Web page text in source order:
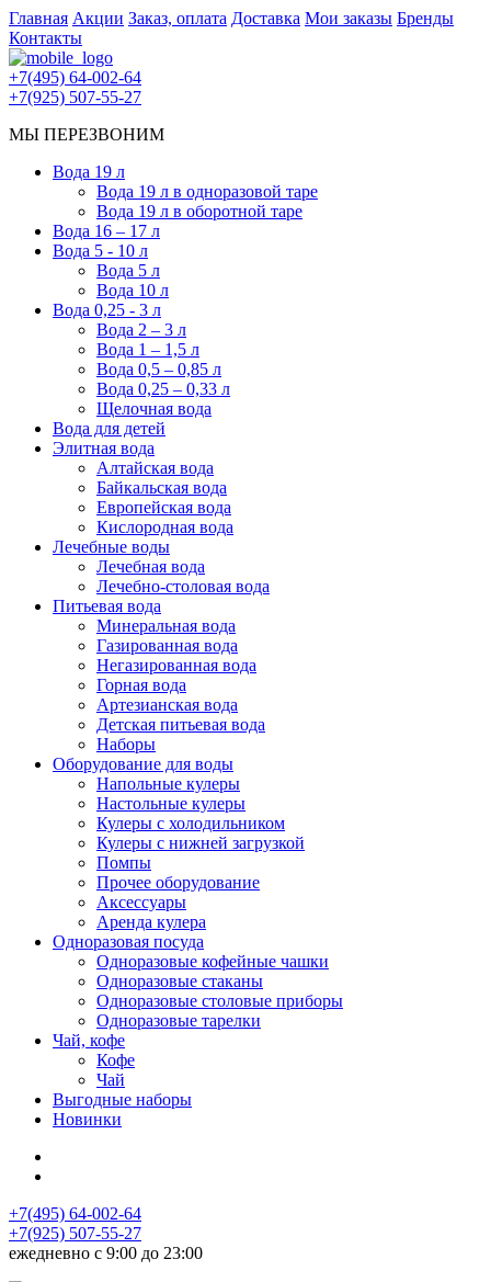
Главная Акции Заказ, оплата Доставка Мои заказы Бренды
Контакты
+7(495) 64-002-64
+7(925) 507-55-27
МЫ ПЕРЕЗВОНИМ
Вода 19 л
Вода 19 л в одноразовой таре
Вода 19 л в оборотной таре
Вода 16 – 17 л
Вода 5 - 10 л
Вода 5 л
Вода 10 л
Вода 0,25 - 3 л
Вода 2 – 3 л
Вода 1 – 1,5 л
Вода 0,5 – 0,85 л
Вода 0,25 – 0,33 л
Щелочная вода
Вода для детей
Элитная вода
Алтайская вода
Байкальская вода
Европейская вода
Кислородная вода
Лечебные воды
Лечебная вода
Лечебно-столовая вода
Питьевая вода
Минеральная вода
Газированная вода
Негазированная вода
Горная вода
Артезианская вода
Детская питьевая вода
Наборы
Оборудование для воды
Напольные кулеры
Настольные кулеры
Кулеры с холодильником
Кулеры с нижней загрузкой
Помпы
Прочее оборудование
Аксессуары
Аренда кулера
Одноразовая посуда
Одноразовые кофейные чашки
Одноразовые стаканы
Одноразовые столовые приборы
Одноразовые тарелки
Чай, кофе
Кофе
Чай
Выгодные наборы
Новинки
+7(495) 64-002-64
+7(925) 507-55-27
ежедневно с 9:00 до 23:00